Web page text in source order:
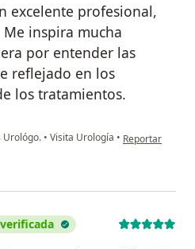
excelente profesional,
inspira mucha
por entender las
reflejado en los
los tratamientos.
Urológo. • Visita Urología • en opinión del
Reportar